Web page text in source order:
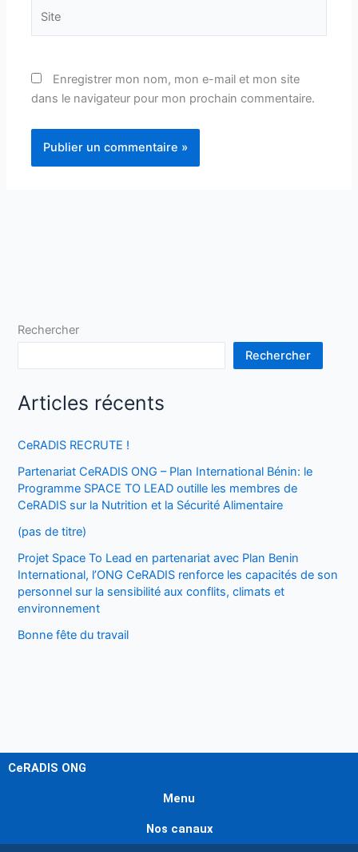
Enregistrer mon nom, mon e-mail et mon site
dans le navigateur pour mon prochain commentaire.
Rechercher
Rechercher
Articles récents
CeRADIS RECRUTE !
Partenariat CeRADIS ONG – Plan International Bénin: le
Programme SPACE TO LEAD outille les membres de
CeRADIS sur la Nutrition et la Sécurité Alimentaire
(pas de titre)
Projet Space To Lead en partenariat avec Plan Benin
International, l’ONG CeRADIS renforce les capacités de son
personnel sur la sensibilité aux conflits, climats et
environnement
Bonne fête du travail
CeRADIS ONG
Menu
Nos canaux